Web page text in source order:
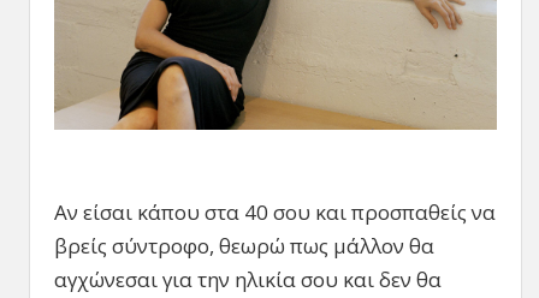
Αν είσαι κάπου στα 40 σου και προσπαθείς να
βρείς σύντροφο, θεωρώ πως μάλλον θα
αγχώνεσαι για την ηλικία σου και δεν θα